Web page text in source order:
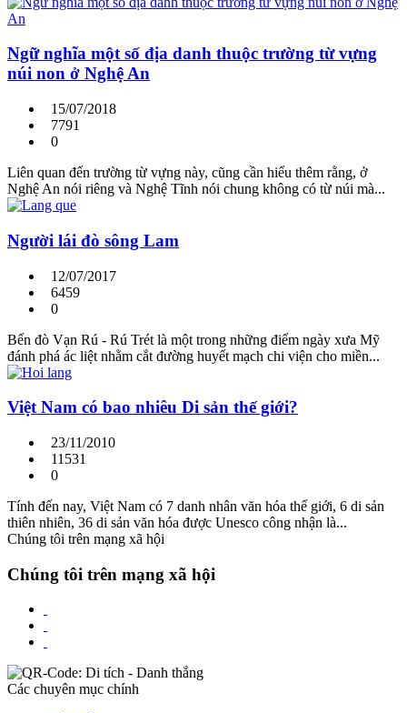
Ngữ nghĩa một số địa danh thuộc trường từ vựng
núi non ở Nghệ An
15/07/2018
7791
0
Liên quan đến trường từ vựng này, cũng cần hiểu thêm rằng, ở
Nghệ An nói riêng và Nghệ Tĩnh nói chung không có từ núi mà...
Người lái đò sông Lam
12/07/2017
6459
0
Bến đò Vạn Rú - Rú Trét là một trong những điểm ngày xưa Mỹ
đánh phá ác liệt nhằm cắt đường huyết mạch chi viện cho miền...
Việt Nam có bao nhiêu Di sản thế giới?
23/11/2010
11531
0
Tính đến nay, Việt Nam có 7 danh nhân văn hóa thế giới, 6 di sản
thiên nhiên, 36 di sản văn hóa được Unesco công nhận là...
Chúng tôi trên mạng xã hội
Chúng tôi trên mạng xã hội
Các chuyên mục chính